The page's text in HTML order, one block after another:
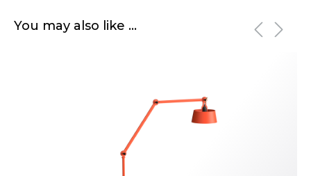
Productgalerij overslaan
You may also like ...